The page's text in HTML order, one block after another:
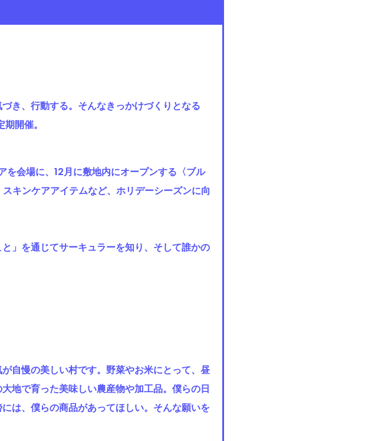
き、行動する。そんなきっかけづくりとなる
開催。
会場に、12月に敷地内にオープンする〈ブル
キンケアアイテムなど、ホリデーシーズンに向
」を通じてサーキュラーを知り、そして誰かの
自慢の美しい村です。野菜やお米にとって、昼
地で育った美味しい農産物や加工品。僕らの日
は、僕らの商品があってほしい。そんな願いを